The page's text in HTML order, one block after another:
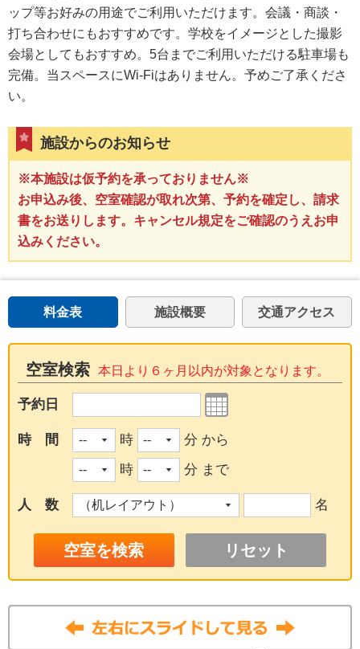
ップ等お好みの用途でご利用いただけます。会議・商談・
打ち合わせにもおすすめです。学校をイメージとした撮影
会場としてもおすすめ。5台までご利用いただける駐車場も
完備。当スペースにWi-Fiはありません。予めご了承くださ
い。
施設からのお知らせ
※本施設は仮予約を承っておりません※
お申込み後、空室確認が取れ次第、予約を確定し、請求
書をお送りします。キャンセル規定をご確認のうえお申
込みください。
料金表 施設概要 交通アクセス
空室検索 本日より６ヶ月以内が対象となります。
予約日
時 間 時
分 から
時
分 まで
人 数 名
リセット